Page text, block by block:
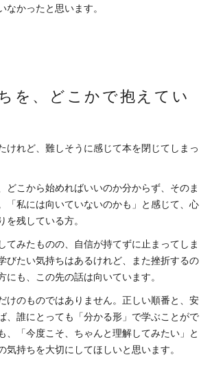
かったと思います。
を、どこかで抱えてい
けれど、難しそうに感じて本を閉じてしまっ
どこから始めればいいのか分からず、そのま
「私には向いていないのかも」と感じて、心
残している方。
てみたものの、自信が持てずに止まってしま
びたい気持ちはあるけれど、また挫折するの
にも、この先の話は向いています。
けのものではありません。正しい順番と、安
、誰にとっても「分かる形」で学ぶことがで
、「今度こそ、ちゃんと理解してみたい」と
気持ちを大切にしてほしいと思います。